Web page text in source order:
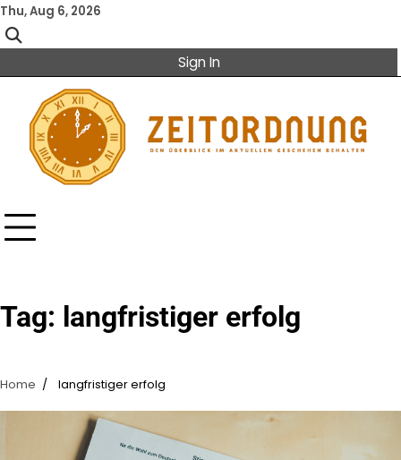
Skip
to
content
Thu, Aug 6, 2026
Sign In
Tag: langfristiger erfolg
Home langfristiger erfolg